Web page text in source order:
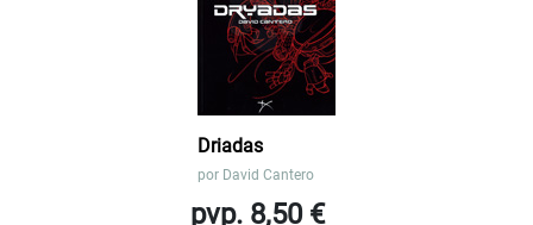
Driadas
por David Cantero
pvp. 8,50 €